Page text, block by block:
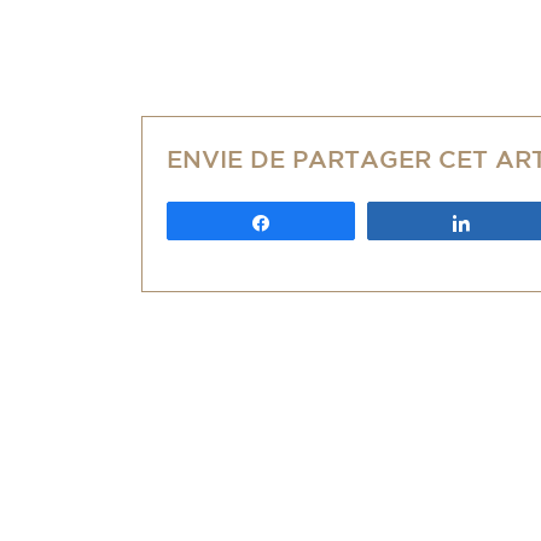
ENVIE DE PARTAGER CET